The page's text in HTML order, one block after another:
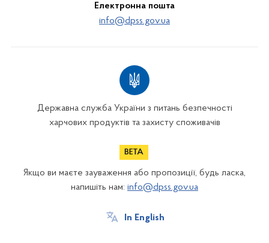
Електронна пошта
info@dpss.gov.ua
Державна служба України з питань безпечності
харчових продуктів та захисту споживачів
Якщо ви маєте зауваження або пропозиції, будь ласка,
напишіть нам: info@dpss.gov.ua
In English